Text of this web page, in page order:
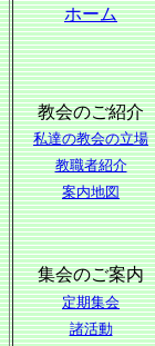
ホーム
教会のご紹介
私達の教会の立場
教職者紹介
案内地図
集会のご案内
定期集会
諸活動